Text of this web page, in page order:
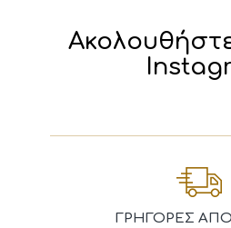
ΓΡΗΓΟΡΕΣ